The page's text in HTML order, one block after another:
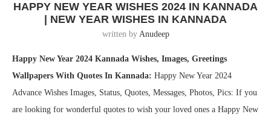
HAPPY NEW YEAR WISHES 2024 IN KANNADA
| NEW YEAR WISHES IN KANNADA
written by Anudeep
Happy New Year 2024 Kannada Wishes, Images, Greetings
Wallpapers With Quotes In Kannada: Happy New Year 2024
Advance Wishes Images, Status, Quotes, Messages, Photos, Pics: If you
are looking for wonderful quotes to wish your loved ones a Happy New